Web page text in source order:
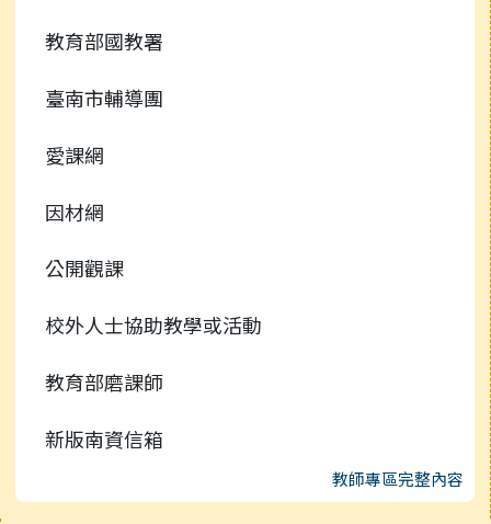
教育部國教署
臺南市輔導團
愛課網
因材網
公開觀課
校外人士協助教學或活動
教育部磨課師
新版南資信箱
教師專區完整內容